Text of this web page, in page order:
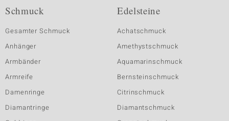
Schmuck
Gesamter Schmuck
Anhänger
Armbänder
Armreife
Damenringe
Diamantringe
Edelsteine
Achatschmuck
Amethystschmuck
Aquamarinschmuck
Bernsteinschmuck
Citrinschmuck
Diamantschmuck